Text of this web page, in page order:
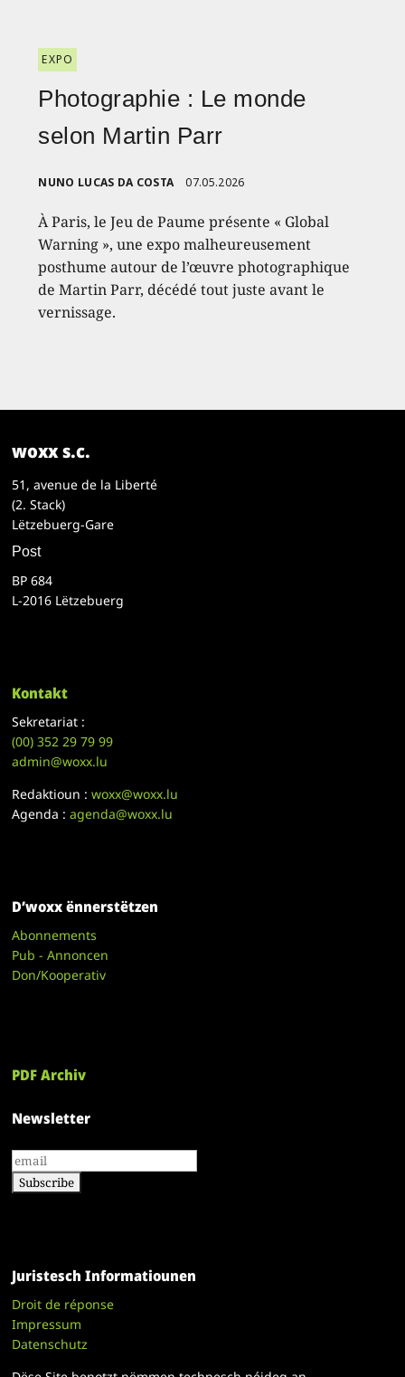
EXPO
Photographie : Le monde
selon Martin Parr
NUNO LUCAS DA COSTA 07.05.2026
À Paris, le Jeu de Paume présente « Global
Warning », une expo malheureusement
posthume autour de l’œuvre photographique
de Martin Parr, décédé tout juste avant le
vernissage.
woxx s.c.
51, avenue de la Liberté
(2. Stack)
Lëtzebuerg-Gare
Post
BP 684
L-2016 Lëtzebuerg
Kontakt
Sekretariat :
(00)352 29 79 99
admin@woxx.lu
Redaktioun :woxx@woxx.lu
Agenda :agenda@woxx.lu
D’woxx ënnerstëtzen
Abonnements
Pub - Annoncen
Don/Kooperativ
PDF Archiv
Newsletter
Juristesch Informatiounen
Droit de réponse
Impressum
Datenschutz